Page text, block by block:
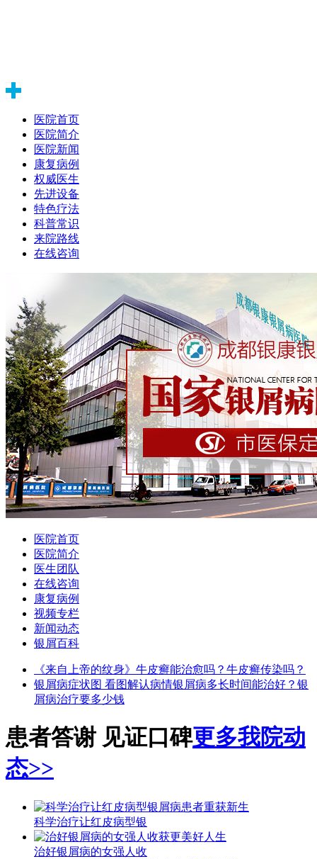
医院首页
医院简介
医院新闻
康复病例
权威医生
先进设备
特色疗法
科普常识
来院路线
在线咨询
医院首页
医院简介
医生团队
在线咨询
康复病例
视频专栏
新闻动态
银屑百科
《来自上帝的纹身》 牛皮癣能治愈吗？ 牛皮癣传染吗？
银屑病症状图 看图解认病情银屑病多长时间能治好？ 银
屑病治疗要多少钱
患者答谢 见证口碑更多我院动
态>>
科学治疗让红皮病型银
治好银屑病的女强人收